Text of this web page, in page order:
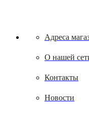
Адреса
О нашей
Контакты
Новости